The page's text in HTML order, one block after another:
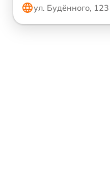
ул. Будённого, 123